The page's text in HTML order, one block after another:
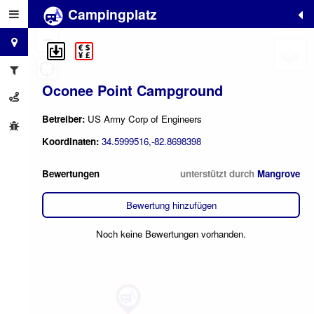
Campingplatz
Oconee Point Campground
Betreiber: US Army Corp of Engineers
Koordinaten: 34.5999516,-82.8698398
Bewertungen unterstützt durch Mangrove
Bewertung hinzufügen
Noch keine Bewertungen vorhanden.
+
−